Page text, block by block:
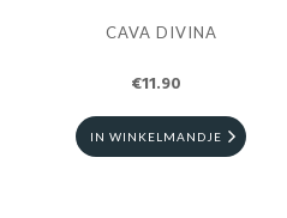
CAVA DIVINA
€11.90
IN WINKELMANDJE